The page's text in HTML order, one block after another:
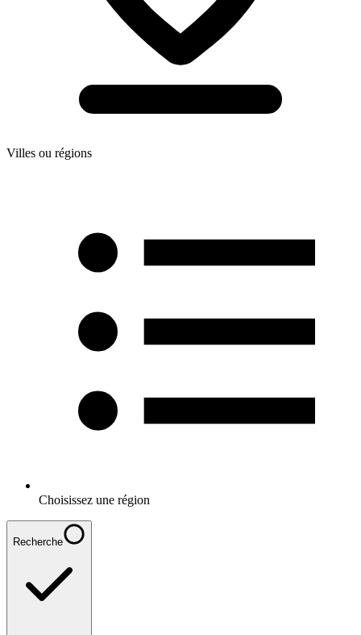
Villes ou régions
Choisissez une région
Recherche